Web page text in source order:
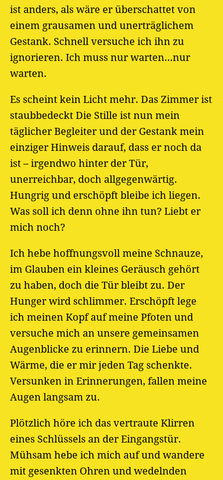
ist anders, als wäre er überschattet von
einem grausamen und unerträglichem
Gestank. Schnell versuche ich ihn zu
ignorieren. Ich muss nur warten…nur
warten.
Es scheint kein Licht mehr. Das Zimmer ist
staubbedeckt Die Stille ist nun mein
täglicher Begleiter und der Gestank mein
einziger Hinweis darauf, dass er noch da
ist – irgendwo hinter der Tür,
unerreichbar, doch allgegenwärtig.
Hungrig und erschöpft bleibe ich liegen.
Was soll ich denn ohne ihn tun? Liebt er
mich noch?
Ich hebe hoffnungsvoll meine Schnauze,
im Glauben ein kleines Geräusch gehört
zu haben, doch die Tür bleibt zu. Der
Hunger wird schlimmer. Erschöpft lege
ich meinen Kopf auf meine Pfoten und
versuche mich an unsere gemeinsamen
Augenblicke zu erinnern. Die Liebe und
Wärme, die er mir jeden Tag schenkte.
Versunken in Erinnerungen, fallen meine
Augen langsam zu.
Plötzlich höre ich das vertraute Klirren
eines Schlüssels an der Eingangstür.
Mühsam hebe ich mich auf und wandere
mit gesenkten Ohren und wedelnden